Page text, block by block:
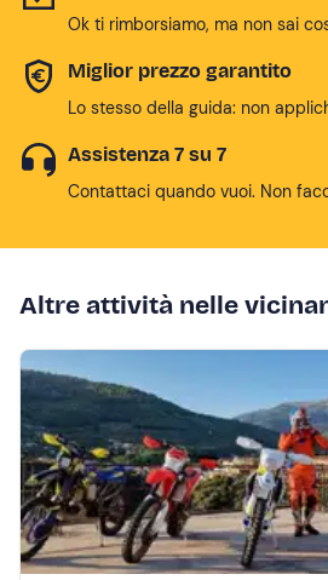
Ok ti rimborsiamo, ma non sai
Miglior prezzo garantito
Lo stesso della guida: non
Assistenza 7 su 7
Contattaci quando vuoi. Non
Altre attività nelle